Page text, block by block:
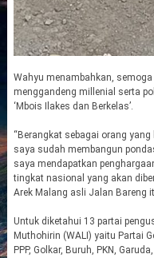
Wahyu menambahkan,
menggandeng millenial serta
‘Mbois Ilakes dan Berkelas’.
“Berangkat sebagai orang
saya sudah membangun
saya mendapatkan
tingkat nasional yang akan
Arek Malang asli Jalan Bareng
Untuk diketahui 13 partai
Muthohirin (WALI) yaitu Partai
PPP, Golkar, Buruh, PKN,